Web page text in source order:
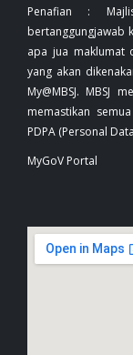
Penafian :
bertanggungjawab
apa jua maklumat
yang akan
My@MBSJ. MBSJ
memastikan
PDPA (Personal
MyGoV Portal